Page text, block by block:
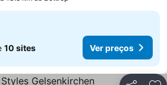
10 sites Ver preços